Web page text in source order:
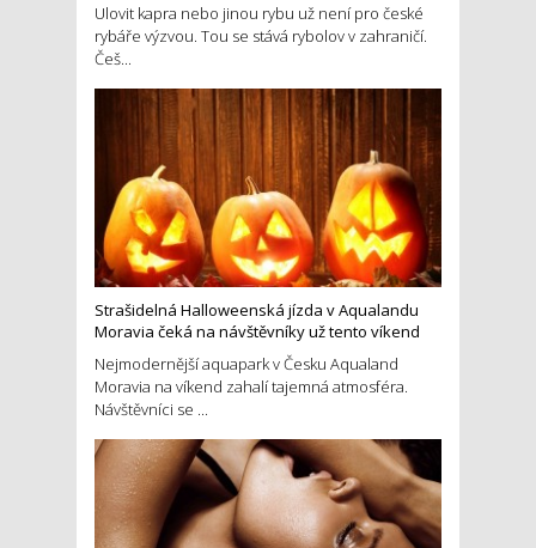
Ulovit kapra nebo jinou rybu už není pro české
rybáře výzvou. Tou se stává rybolov v zahraničí.
Češ...
Strašidelná Halloweenská jízda v Aqualandu
Moravia čeká na návštěvníky už tento víkend
Nejmodernější aquapark v Česku Aqualand
Moravia na víkend zahalí tajemná atmosféra.
Návštěvníci se ...